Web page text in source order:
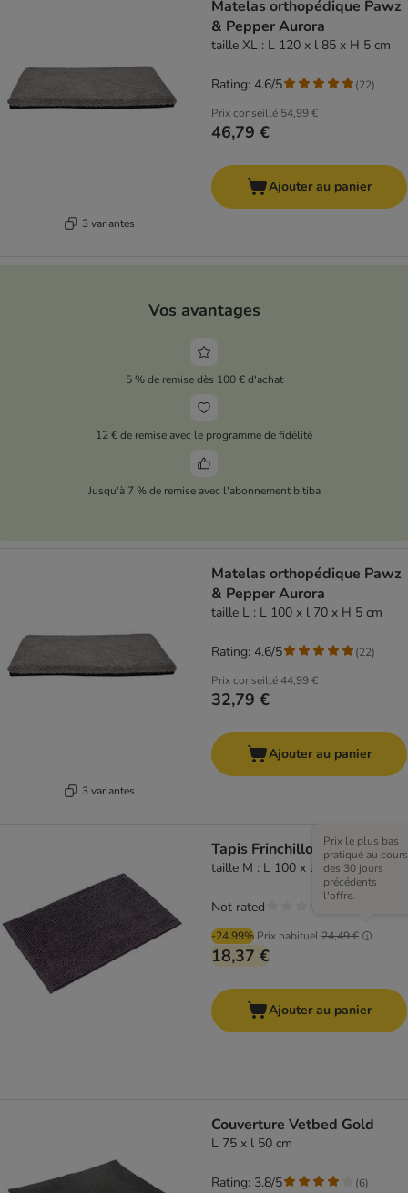
3 variantes
Matelas orthopédique Pawz
& Pepper Aurora
taille XL : L 120 x l 85 x H 5 cm
Prix conseillé 54,99 €
46,79 €
Rating: 4.6/5 (22)
Ajouter au panier
Vos avantages
5 % de remise dès 100 € d'achat
12 € de remise avec le programme de fidélité
Jusqu'à 7 % de remise avec l'abonnement bitiba
3 variantes
Matelas orthopédique Pawz
& Pepper Aurora
taille L : L 100 x l 70 x H 5 cm
Prix conseillé44,99 €
32,79 €
Rating: 4.6/5 (22)
Ajouter au panier
Tapis Frinchillo
taille M : L 100 x l 80 cm
-24.99% Prix habituel24,49 €
Prix le plus bas
pratiqué au cours
des 30 jours
précédents
l'offre.
18,37 €
Not rated
Ajouter au panier
Couverture Vetbed Gold
L 75 x l 50 cm
Rating: 3.8/5 (6)